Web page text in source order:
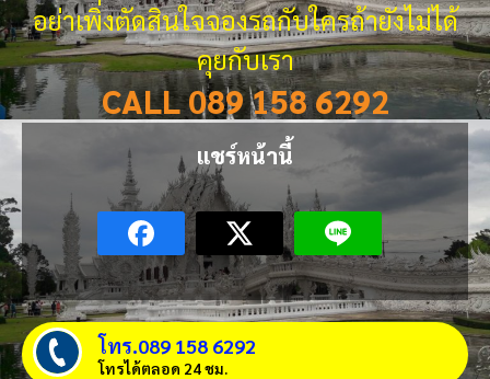
อย่าเพิ่งตัดสินใจจองรถกับใครถ้ายังไม่ได้
คุยกับเรา
CALL 089 158 6292
แชร์หน้านี้
โทร.089 158 6292
โทรได้ตลอด 24 ชม.